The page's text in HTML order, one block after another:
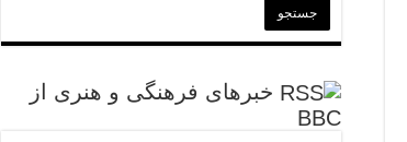
خبرهای فرهنگی و هنری از
BBC